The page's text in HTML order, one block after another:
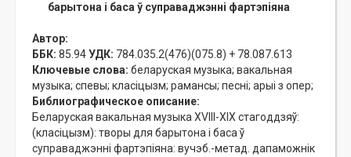
барытона і баса ў суправаджэнні фартэпіяна
Автор:
ББК: 85.94УДК: 784.035.2(476)(075.8) + 78.087.613
Ключевые слова: беларуская музыка; вакальная
музыка; спевы; класіцызм; рамансы; песні; арыі з опер;
Библиографическое описание:
Беларуская вакальная музыка XVIII-XIX стагоддзяў:
(класіцызм): творы для барытона і баса ў
суправаджэнні фартэпіяна: вучэб.-метад. дапаможнік